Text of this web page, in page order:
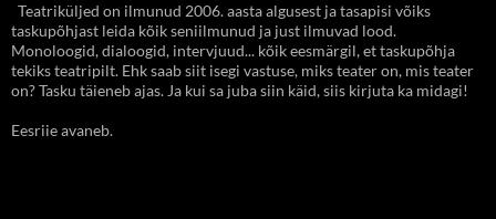
Teatriküljed on ilmunud 2006. aasta algusest ja tasapisi võiks
taskupõhjast leida kõik seniilmunud ja just ilmuvad lood.
Monoloogid, dialoogid, intervjuud... kõik eesmärgil, et taskupõhja
tekiks teatripilt. Ehk saab siit isegi vastuse, miks teater on, mis teater
on? Tasku täieneb ajas. Ja kui sa juba siin käid, siis kirjuta ka midagi!
Eesriie avaneb.